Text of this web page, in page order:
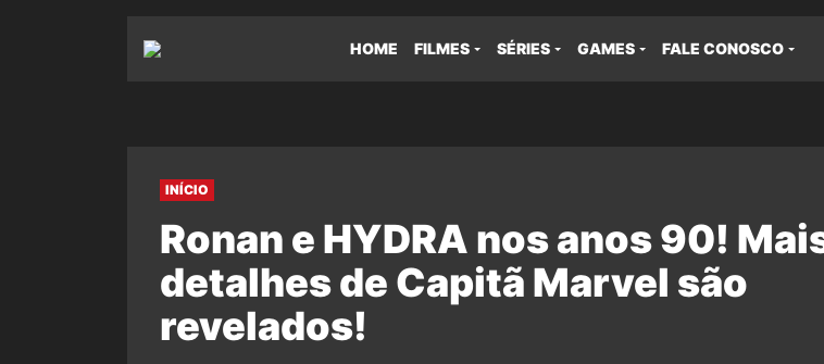
HOME FILMES SÉRIES GAMES FALE CONOSCO
INÍCIO
Ronan e HYDRA nos anos 90!
detalhes de Capitã Marvel são
revelados!